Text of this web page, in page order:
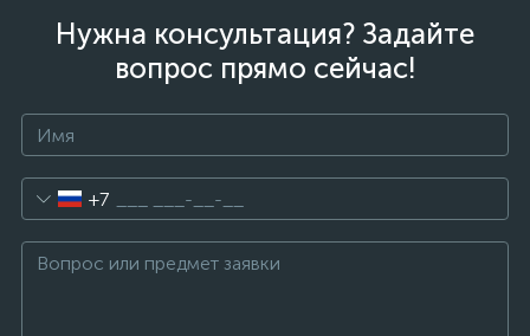
Нужна консультация? Задайте
вопрос прямо сейчас!
+7